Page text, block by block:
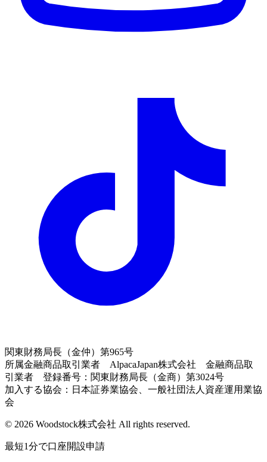
関東財務局長（金仲）第965号
所属金融商品取引業者 AlpacaJapan株式会社 金融商品取
引業者 登録番号：関東財務局長（金商）第3024号
加入する協会：日本証券業協会、一般社団法人資産運用業協
会
© 2026 Woodstock株式会社 All rights reserved.
最短1分で口座開設申請